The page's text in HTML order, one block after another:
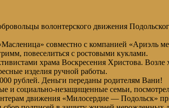
волонтерского движения
совместно с компанией «Ариэль
повеселиться с ростовыми куклами.
храма Воскресения Христова.
изделия ручной работы.
рублей. Деньги переданы родителям Вани!
и социально-незащищенные семьи,
движения «Милосердие — Подольск»